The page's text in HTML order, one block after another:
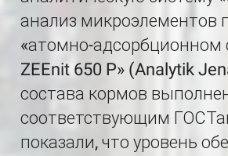
анализ микроэлементов
«атомно-адсорбционном
ZEEnit 650 P» (Analytik
состава кормов
соответствующим
показали, что уровень